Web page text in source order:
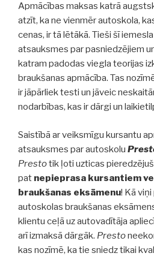
Apmācības maksas katrā
atzīt, ka ne vienmēr autoskola,
cenas, ir tā lētākā. Tieši šī
atsauksmes par pasniedzējiem
katram padodas viegla teorijas
braukšanas apmācība. Tas
ir jāpārliek testi un jāveic
nodarbības, kas ir dārgi un
Saistībā ar veiksmīgu kursantu
atsauksmes par autoskolu
Prestotik ļoti uzticas
pat nepieprasa kursantiem
braukšanas eksāmenu! Kā
autoskolas braukšanas
klientu ceļā uz autovadītāja
arī izmaksā dārgāk. Presto
kas nozīmē, ka tie sniedz tikai